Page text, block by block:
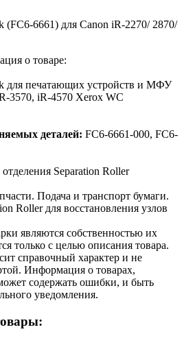
(FC6-6661) для Canon iR-2270/ 2870/
о товаре:
для печатающих устройств и МФУ
3570, iR-4570 Xerox WC
деталей: FC6-6661-000, FC6-
Separation Roller
Подача и транспорт бумаги.
Roller для восстановления узлов
являются собственностью их
только с целью описания товара.
справочный характер и не
Информация о товарах,
содержать ошибки, и быть
уведомления.